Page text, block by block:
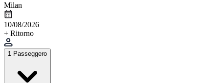
Milan
10/08/2026
+ Ritorno
1 Passeggero